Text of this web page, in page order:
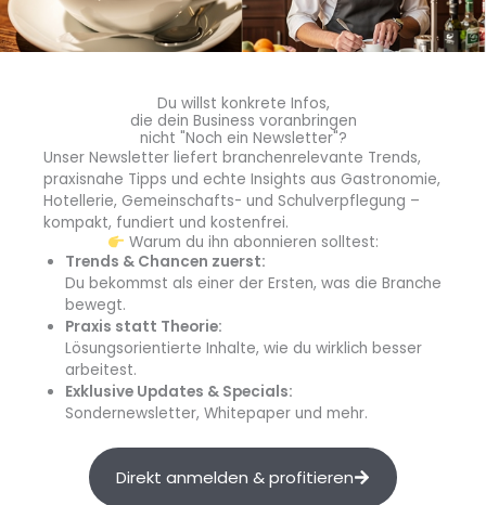
Cost-Controllingmussteneu aufgestelltwerden.
Produktionsflächen erschlossenwerden. Zum Glück
sind unter den 19 Verpflegungseinrichtungen einige
Küchen, die groß genug sind. Es gibt sogar eine
ehemalige Konditorei sowie eine Metzgerei, deren
Flächen wir nun für eine zentrale Eigenproduktion nutzen
können. Die Pastamanufaktur ist bereits etabliert und
versorgt von dort die Einrichtungen in Heidelberg. Bald
wollen wir auch unsereSuppen, Saucen und Dressings
als Eigenmarke herstellen
die Einrichtungen zu bringen, formierten wir eigens ein
Logistikteam
Wir erfinden uns gerade neu.In den Küchen müssen
einige verkrustete Strukturen aufgebrochen werden,
immerhin ist das Studierendenwerk über 100 Jahre alt. Es
sämtliche Arbeitsprozesse hinterfragen
Du willst konkrete Infos,
die dein Business voranbringen
nicht "Noch ein Newsletter"?
Unser Newsletter liefert branchenrelevante Trends,
praxisnahe Tipps und echte Insights aus Gastronomie,
Hotellerie, Gemeinschafts- und Schulverpflegung –
kompakt, fundiert und kostenfrei.
Warum du ihn abonnieren solltest:
Trends & Chancen zuerst:
Du bekommst als einer der Ersten, was die Branche
bewegt.
Praxis statt Theorie:
Lösungsorientierte Inhalte, wie du wirklich besser
arbeitest.
Exklusive Updates & Specials:
Sondernewsletter, Whitepaper und mehr.
Direkt anmelden & profitieren